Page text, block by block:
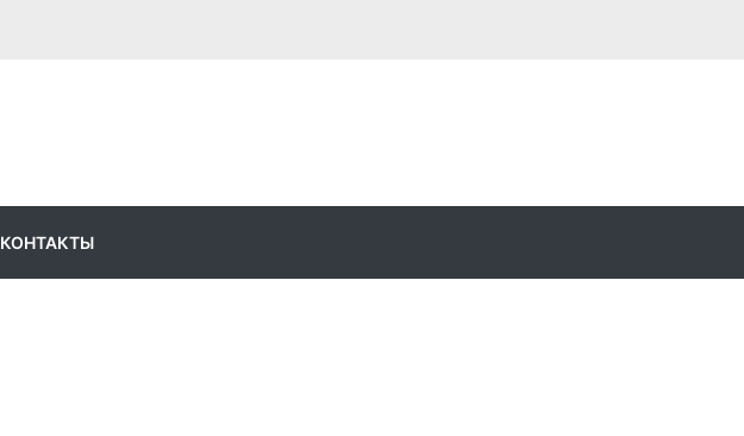
КОНТАКТЫ